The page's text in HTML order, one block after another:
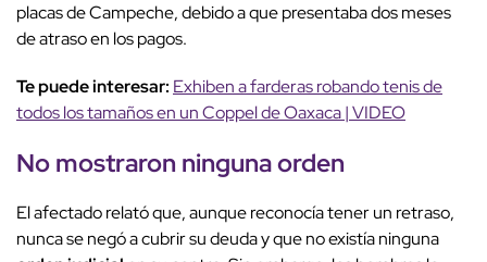
placas de Campeche, debido a que presentaba dos meses
de atraso en los pagos.
Te puede interesar: Exhiben a farderas robando tenis de
todos los tamaños en un Coppel de Oaxaca | VIDEO
No mostraron ninguna orden
El afectado relató que, aunque reconocía tener un retraso,
nunca se negó a cubrir su deuda y que no existía ninguna